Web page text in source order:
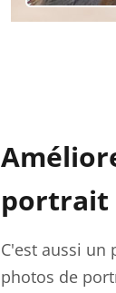
portrait
C'est aussi
photos de